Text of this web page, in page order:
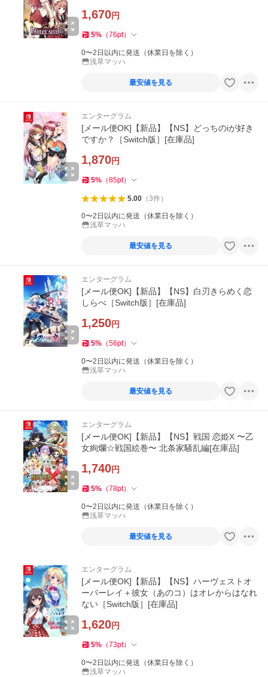
1,670円
5% （76pt）
0〜2日以内に発送（休業日を除く）
浅草マッハ
最安値を見る
エンターグラム
[メール便OK]【新品】【NS】どっちのiが好き
ですか？［Switch版］[在庫品]
1,870円
5% （85pt）
5.00（3件）
0〜2日以内に発送（休業日を除く）
浅草マッハ
最安値を見る
エンターグラム
[メール便OK]【新品】【NS】白刃きらめく恋
しらべ［Switch版］[在庫品]
1,250円
5% （56pt）
0〜2日以内に発送（休業日を除く）
浅草マッハ
最安値を見る
エンターグラム
[メール便OK]【新品】【NS】戦国 恋姫X 〜乙
女絢爛☆戦国絵巻〜 北条家騒乱編[在庫品]
1,740円
5% （78pt）
0〜2日以内に発送（休業日を除く）
浅草マッハ
最安値を見る
エンターグラム
[メール便OK]【新品】【NS】ハーヴェストオ
ーバーレイ＋彼女（あのコ）はオレからはなれ
ない［Switch版］[在庫品]
1,620円
5% （73pt）
0〜2日以内に発送（休業日を除く）
浅草マッハ